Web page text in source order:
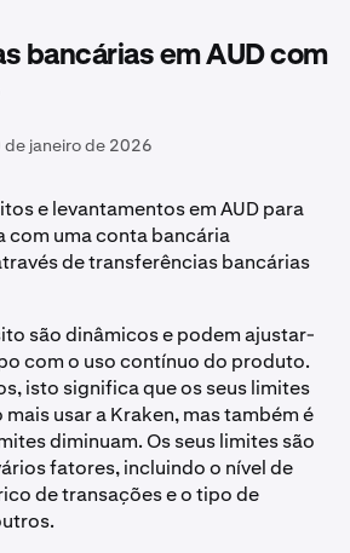
bancárias em AUD com
de janeiro de 2026
e levantamentos em AUD para
com uma conta bancária
de transferências bancárias
são dinâmicos e podem ajustar-
com o uso contínuo do produto.
isto significa que os seus limites
usar a Kraken, mas também é
diminuam. Os seus limites são
fatores, incluindo o nível de
de transações e o tipo de